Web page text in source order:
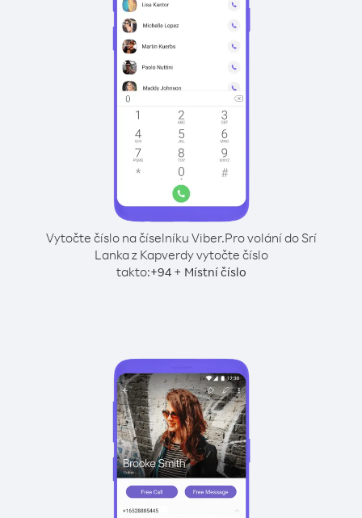
Vytočte číslo na číselníku Viber.Pro volání do Srí
Lanka z Kapverdy vytočte číslo
takto:+94+ Místní číslo